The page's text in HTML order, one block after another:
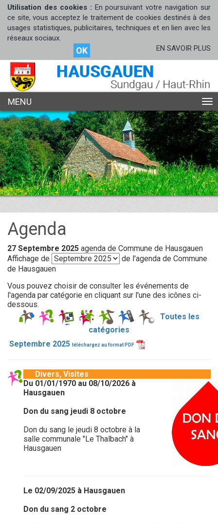
Utilisation des cookies : En poursuivant votre navigation sur
ce site, vous acceptez le traitement de cookies destinés à des
usages statistiques, publicitaires, techniques et en lien avec les
réseaux sociaux.
OK EN SAVOIR PLUS
MENU
Agenda
27 Septembre 2025 agenda de Commune de Hausgauen
Affichage de
de l'agenda de Commune
de Hausgauen
Vous pouvez choisir de consulter les événements de
l'agenda par catégorie en cliquant sur l'une des icônes ci-
dessous.
Toutes les
catégories
Septembre 2025 téléchargez au format PDF
Divers, Visites
Du 01/01/1970 au 08/10/2026 à
Hausgauen
Don du sang jeudi 8 octobre
Don du sang le jeudi 8 octobre à la
salle communale "Le Thalbach" à
Hausgauen
Le 02/09/2025 à Hausgauen
Don du sang 2 octobre